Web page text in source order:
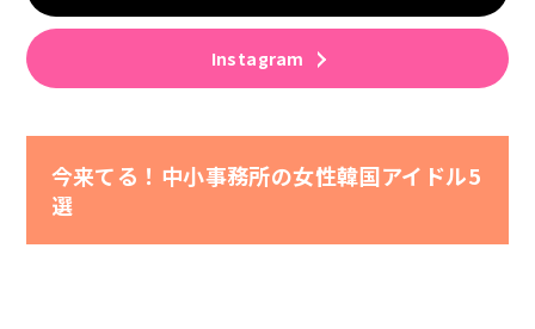
Instagram
今来てる！中小事務所の女性韓国アイドル5
選